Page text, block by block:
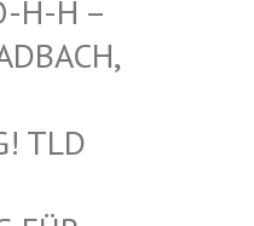
EBENFA
EI